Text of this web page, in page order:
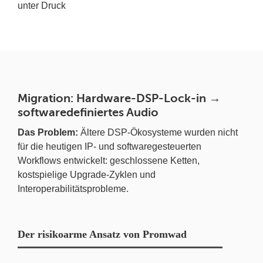
unter Druck
Migration: Hardware-DSP-Lock-in →
softwaredefiniertes Audio
Das Problem: Ältere DSP-Ökosysteme wurden nicht
für die heutigen IP- und softwaregesteuerten
Workflows entwickelt: geschlossene Ketten,
kostspielige Upgrade-Zyklen und
Interoperabilitätsprobleme.
Der risikoarme Ansatz von Promwad